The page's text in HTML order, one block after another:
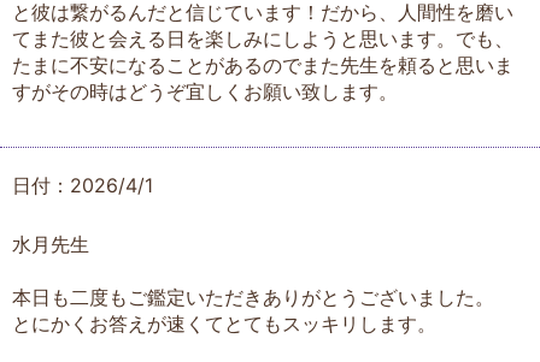
と彼は繋がるんだと信じています！だから、人間性を磨い
てまた彼と会える日を楽しみにしようと思います。でも、
たまに不安になることがあるのでまた先生を頼ると思いま
すがその時はどうぞ宜しくお願い致します。
日付：2026/4/1
水月先生
本日も二度もご鑑定いただきありがとうございました。
とにかくお答えが速くてとてもスッキリします。